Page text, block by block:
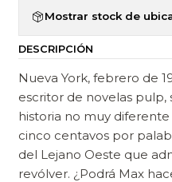
Mostrar stock de
DESCRIPCIÓN
Nueva York, febrero de
escritor de novelas pulp,
historia no muy
cinco centavos por
del Lejano Oeste que
revólver. ¿Podrá Max